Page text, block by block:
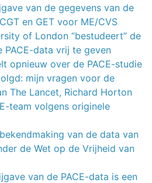
van de gegevens van de
en GET voor ME/CVS
of London “bestudeert” de
PACE-data vrij te geven
opnieuw over de PACE-studie
mijn vragen voor de
The Lancet, Richard Horton
team volgens originele
van de data van
de Wet op de Vrijheid van
van de PACE-data is een